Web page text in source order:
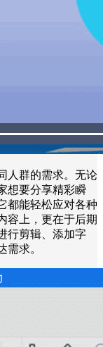
人群的需求。无论
想要分享精彩瞬
都能轻松应对各种
容上，更在于后期
行剪辑、添加字
需求。